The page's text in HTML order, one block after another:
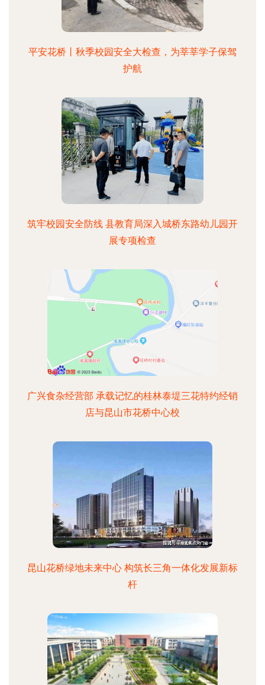
平安花桥丨秋季校园安全大检查，为莘莘学子保驾
护航
筑牢校园安全防线 县教育局深入城桥东路幼儿园开
展专项检查
广兴食杂经营部 承载记忆的桂林泰堤三花特约经销
店与昆山市花桥中心校
昆山花桥绿地未来中心 构筑长三角一体化发展新标
杆